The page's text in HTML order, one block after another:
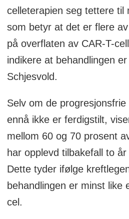
celleterapien seg tettere til
som betyr at det er flere
på overflaten av CAR-T-
indikere at behandlingen
Schjesvold.
Selv om de
ennå ikke er ferdigstilt,
mellom 60 og 70 prosent
har opplevd tilbakefall to
Dette tyder ifølge
behandlingen er minst like
cel.